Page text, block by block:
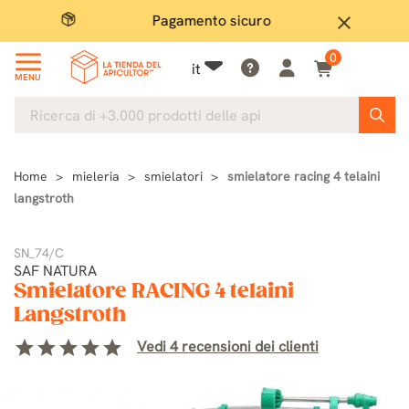
close
Pagamento sicuro
MENU it
0
Home mieleria smielatori
smielatore racing 4 telaini
langstroth
SN_74/C
SAF NATURA
Smielatore RACING 4 telaini
Langstroth
starstarstarstarstar Vedi 4 recensioni dei clienti